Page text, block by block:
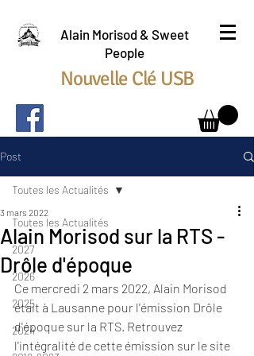
Alain Morisod & Sweet
People
Nouvelle Clé USB
Post
Toutes les Actualités
2027
2026
2025
2024
Toutes les Actualités
Alain Morisod sur la RTS -
Drôle d'époque
3 mars 2022
Ce mercredi 2 mars 2022, Alain Morisod
était à Lausanne pour l'émission Drôle
d'époque sur la RTS. Retrouvez
l'intégralité de cette émission sur le site